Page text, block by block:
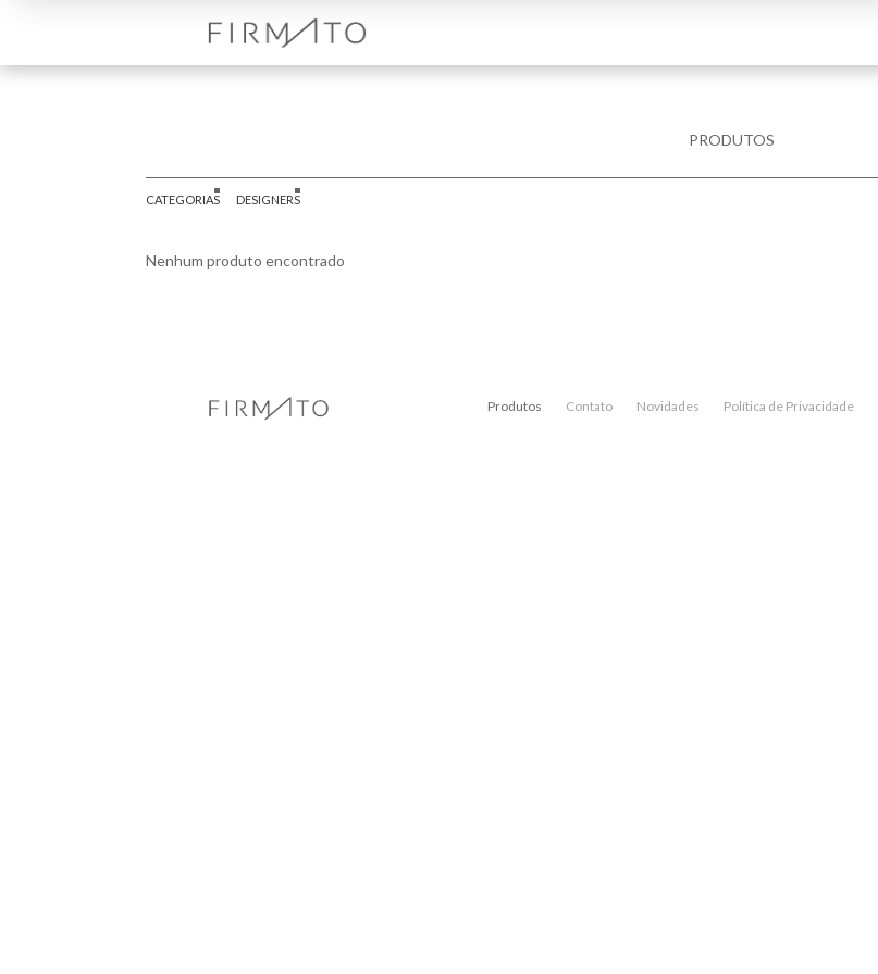
PRODUTOS
CATEGORIAS DESIGNERS
Nenhum produto encontrado
Produtos Contato Novidades Política de Privacidade